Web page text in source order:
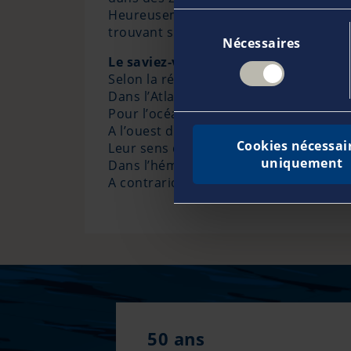
consentement
Nécessaires
Cookies
uniquement
Heureusement il est maintenant bien
trouvant sur leurs trajectoires de
Le saviez-vous !
Selon la région du monde où ils
Dans l’Atlantique Nord et le Pacifique
Pour l’océan Indien et le pacifique
A l’ouest du Pacifique Nord ce sont des
Leur sens de rotation est diffèrent
Dans l’hémisphère nord ils tournent
A contrario, au sud ils tournent dans
50 ans